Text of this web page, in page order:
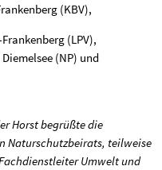
(KBV),
(LPV),
(NP) und
Horst begrüßte die
Naturschutzbeirats, teilweise
Umwelt und